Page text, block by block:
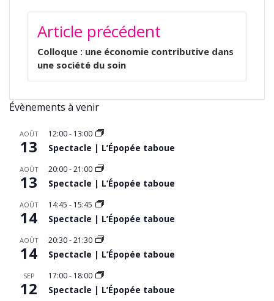
NAVIGATION
DE
L’ARTICLE
Article précédent
Colloque : une économie contributive dans
une société du soin
Évènements à venir
AOÛT
13
12:00- 13:00
Spectacle | L’Épopée taboue
AOÛT
13
20:00-21:00
Spectacle | L’Épopée taboue
AOÛT
14
14:45 - 15:45
Spectacle | L’Épopée taboue
AOÛT
14
20:30-21:30
Spectacle | L’Épopée taboue
SEP
12
17:00- 18:00
Spectacle | L’Épopée taboue